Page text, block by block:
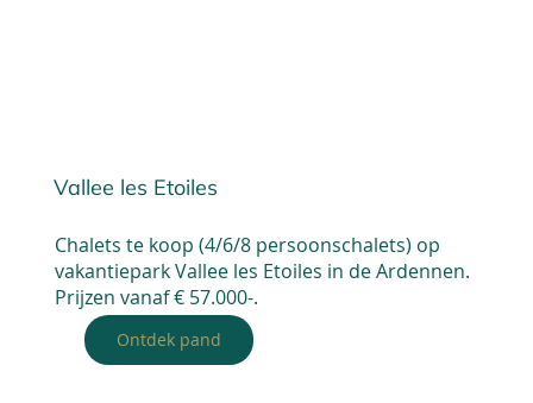
Vallee les Etoiles
Chalets te koop (4/6/8 persoonschalets) op
vakantiepark Vallee les Etoiles in de Ardennen.
Prijzen vanaf € 57.000-.
Ontdek pand